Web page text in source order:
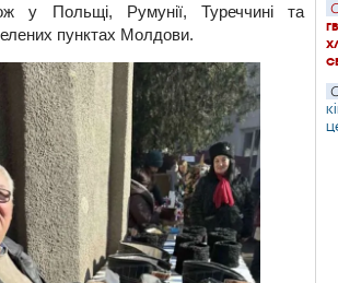
у Польщі, Румунії, Туреччині та
пунктах Молдови.